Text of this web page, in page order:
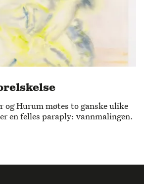
Hurum møtes to ganske ulike
en felles paraply: vannmalingen.